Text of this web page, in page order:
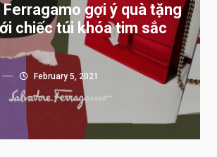
gợi ý quà tặng
chiếc túi khóa tim sắc
February 5, 2021